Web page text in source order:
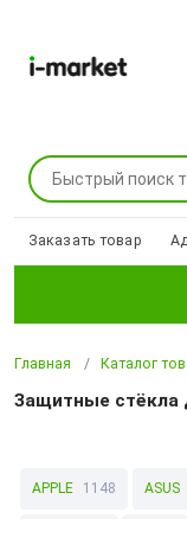
Заказать товар
Главная Каталог
Защитные стёкла
APPLE 1148 ASUS